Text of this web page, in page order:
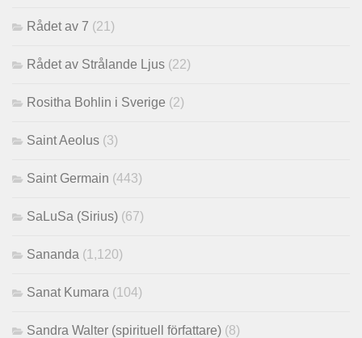
Rådet av 7 (21)
Rådet av Strålande Ljus (22)
Rositha Bohlin i Sverige (2)
Saint Aeolus (3)
Saint Germain (443)
SaLuSa (Sirius) (67)
Sananda (1,120)
Sanat Kumara (104)
Sandra Walter (spirituell författare) (8)